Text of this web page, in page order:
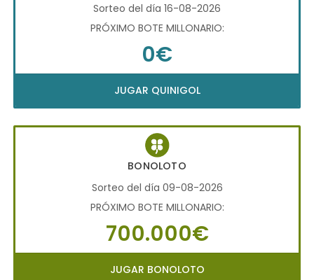
Sorteo del día 16-08-2026
PRÓXIMO BOTE MILLONARIO:
0€
JUGAR QUINIGOL
BONOLOTO
Sorteo del día 09-08-2026
PRÓXIMO BOTE MILLONARIO:
700.000€
JUGAR BONOLOTO